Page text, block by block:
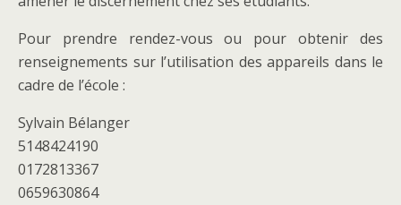
Pour prendre rendez-vous ou pour obtenir des
renseignements sur l’utilisation des appareils dans le
cadre de l’école :
Sylvain Bélanger
5148424190
0172813367
0659630864